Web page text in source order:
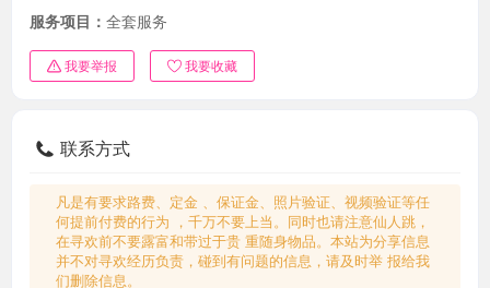
服务项目： 全套服务
我要举报 我要收藏
联系方式
凡是有要求路费、定金 、保证金、照片验证、视频验证等任
何提前付费的行为 ，千万不要上当。同时也请注意仙人跳，
在寻欢前不要露富和带过于贵 重随身物品。本站为分享信息
并不对寻欢经历负责，碰到有问题的信息，请及时举 报给我
们删除信息。